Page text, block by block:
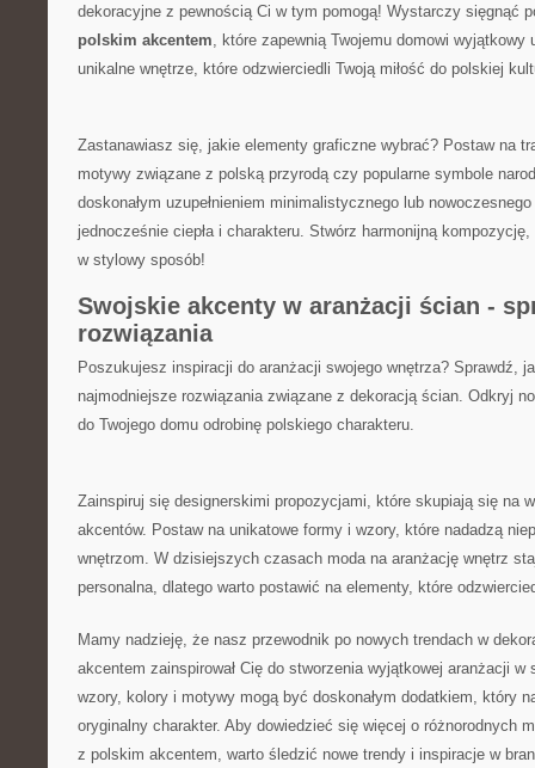
dekoracyjne ⁣z pewnością Ci w ⁤tym ⁣pomogą! Wystarczy ​sięgnąć
⁣polskim akcentem, które zapewnią Twojemu⁢ domowi
unikalne wnętrze, które odzwierciedli‌ Twoją ⁣miłość do polskiej
Zastanawiasz się, ⁢jakie ‌elementy ⁤graficzne wybrać? Postaw na
motywy związane z polską przyrodą ‌czy popularne symbole
doskonałym⁢ uzupełnieniem minimalistycznego ​lub‌
jednocześnie ciepła i ⁤charakteru.⁣ Stwórz harmonijną
w stylowy sposób!
Swojskie akcenty w aranżacji ścian ‌-
rozwiązania
Poszukujesz inspiracji do aranżacji swojego⁣ wnętrza? Sprawdź,
najmodniejsze rozwiązania związane z dekoracją ścian. Odkryj
do ​Twojego​ domu odrobinę polskiego charakteru.
Zainspiruj‍ się‌ designerskimi ⁣propozycjami, ⁢które skupiają​ się na
akcentów. Postaw na⁤ unikatowe formy i wzory,​ które nadadzą
wnętrzom. ‌W dzisiejszych ‍czasach ​moda na aranżację wnętrz
personalna, dlatego warto postawić na elementy, które
Mamy nadzieję, że nasz przewodnik po​ nowych trendach w
akcentem zainspirował⁢ Cię do stworzenia wyjątkowej ‌aranżacji w
wzory, kolory ‍i ​motywy mogą być ⁤doskonałym dodatkiem, który
oryginalny charakter. Aby dowiedzieć się ​więcej o ⁢różnorodnych
z ​polskim⁢ akcentem,‌ warto śledzić nowe ​trendy i inspiracje w